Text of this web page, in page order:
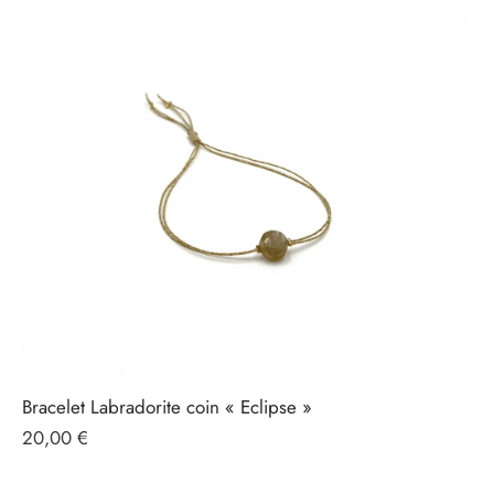
Bracelet Labradorite coin « Eclipse »
20,00 €